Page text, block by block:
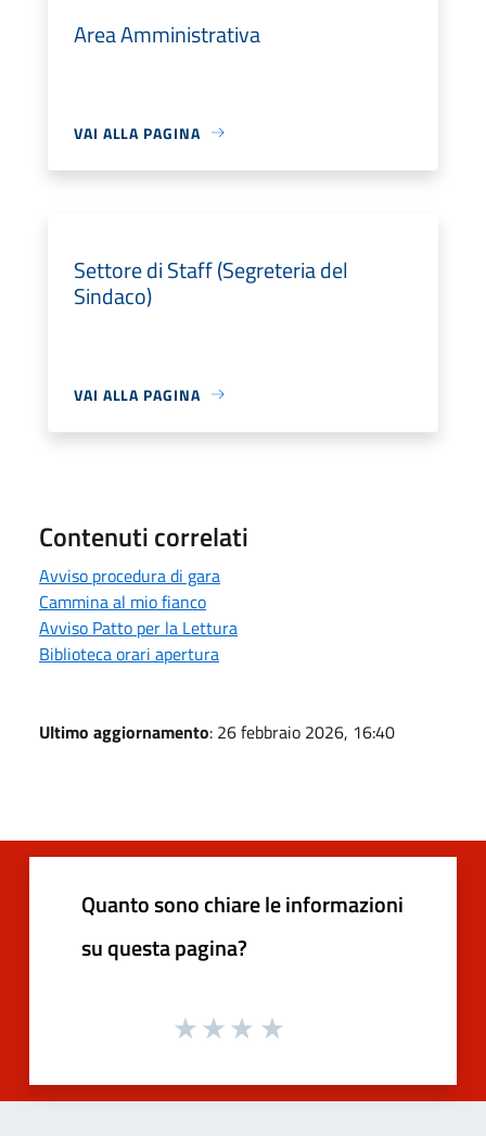
Area Amministrativa
VAI ALLA PAGINA
Settore di Staff (Segreteria del
Sindaco)
VAI ALLA PAGINA
Contenuti correlati
Avviso procedura di gara
Cammina al mio fianco
Avviso Patto per la Lettura
Biblioteca orari apertura
Ultimo aggiornamento: 26 febbraio 2026, 16:40
Quanto sono chiare le informazioni
su questa pagina?